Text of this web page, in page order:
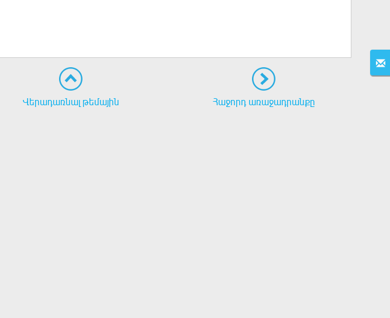
Վերադառնալ թեմային Հաջորդ առաջադրանքը